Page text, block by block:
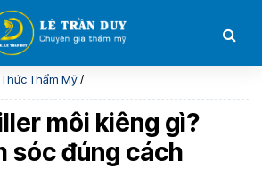
Thẩm Mỹ/
môi kiêng gì?
sóc đúng cách